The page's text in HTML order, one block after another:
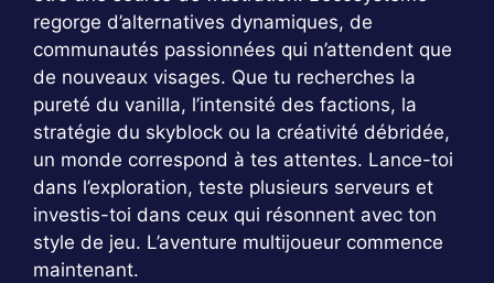
regorge d’alternatives dynamiques, de
communautés passionnées qui n’attendent que
de nouveaux visages. Que tu recherches la
pureté du vanilla, l’intensité des factions, la
stratégie du skyblock ou la créativité débridée,
un monde correspond à tes attentes. Lance-toi
dans l’exploration, teste plusieurs serveurs et
investis-toi dans ceux qui résonnent avec ton
style de jeu. L’aventure multijoueur commence
maintenant.